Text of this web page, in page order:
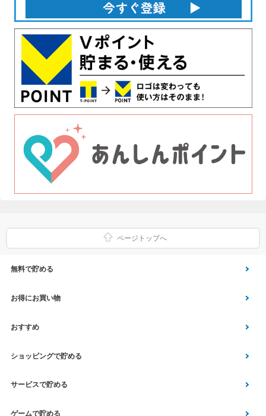
ページトップへ
無料で貯める
ゲーム
Vアンケート
アプリ利用
クイズ
スクラッチ
お得にお買い物
Yahoo!ショッピング
Vサンプル
エコなお買い物
Vモニター
おすすめ
Vくじ
チラシ
aruku&
ショッピングで貯める
Yahoo! JAPANサービス
総合・デパート・TV通販
サービスで貯める
マネー･銀行･保険
ゲームで貯める